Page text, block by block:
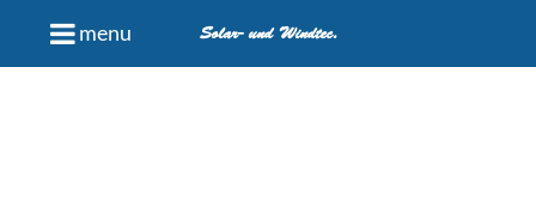
Solar- und Windtec.
menu